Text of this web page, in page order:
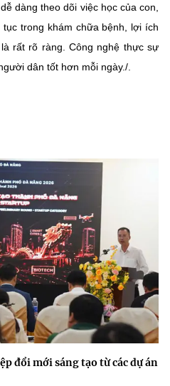
dàng theo dõi việc học của con,
trong khám chữa bệnh, lợi ích
rất rõ ràng. Công nghệ thực sự
dân tốt hơn mỗi ngày./.
đổi mới sáng tạo từ các dự án